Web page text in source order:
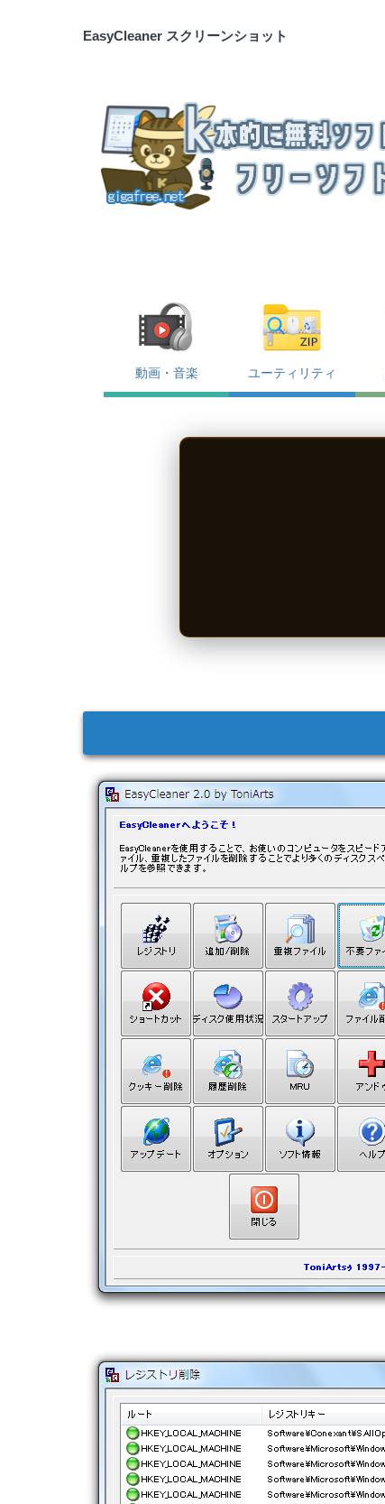
EasyCleaner スクリーンショット
動画・音楽 ユーティリティ